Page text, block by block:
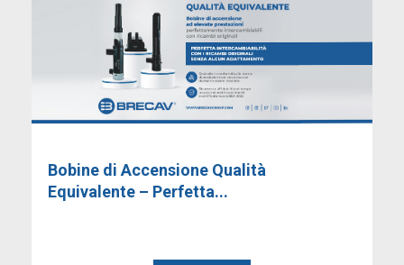
Bobine di Accensione Qualità
Equivalente – Perfetta...